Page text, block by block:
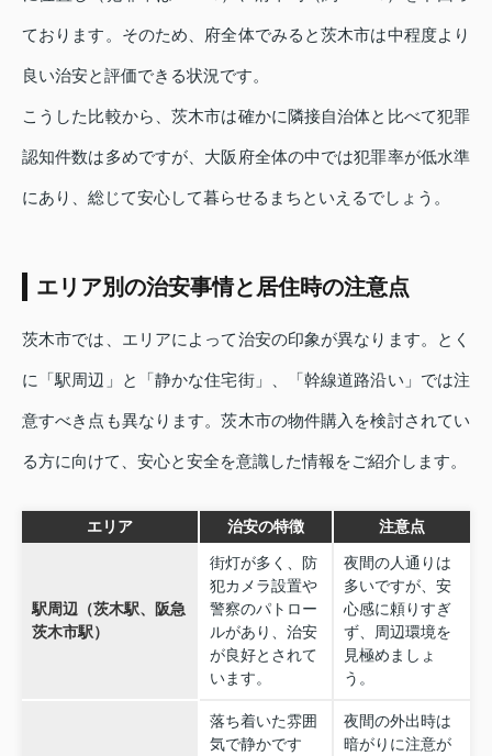
ております。そのため、府全体でみると茨木市は中程度より
良い治安と評価できる状況です。
こうした比較から、茨木市は確かに隣接自治体と比べて犯罪
認知件数は多めですが、大阪府全体の中では犯罪率が低水準
にあり、総じて安心して暮らせるまちといえるでしょう。
エリア別の治安事情と居住時の注意点
茨木市では、エリアによって治安の印象が異なります。とく
に「駅周辺」と「静かな住宅街」、「幹線道路沿い」では注
意すべき点も異なります。茨木市の物件購入を検討されてい
る方に向けて、安心と安全を意識した情報をご紹介します。
エリア 治安の特徴 注意点
駅周辺（茨木駅、阪急
茨木市駅）
街灯が多く、防
犯カメラ設置や
警察のパトロー
ルがあり、治安
が良好とされて
います。
夜間の人通りは
多いですが、安
心感に頼りすぎ
ず、周辺環境を
見極めましょ
う。
落ち着いた雰囲
気で静かです
夜間の外出時は
暗がりに注意が